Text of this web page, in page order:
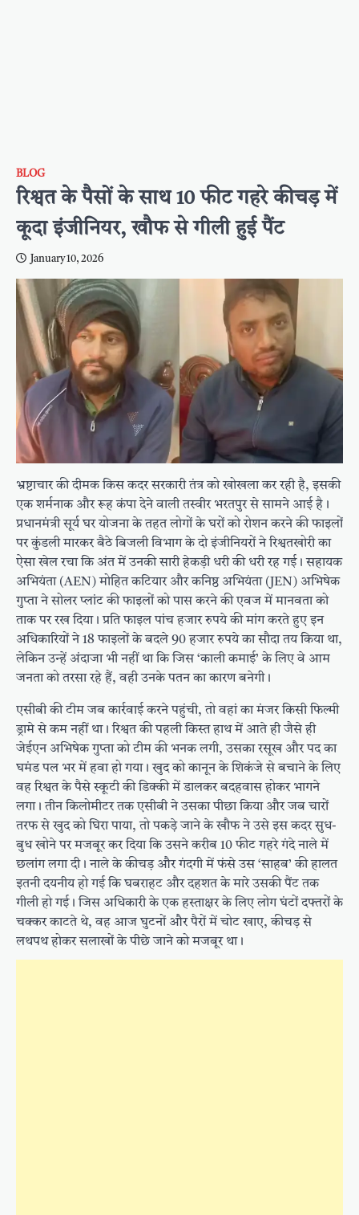
BLOG
रिश्वत के पैसों के साथ 10 फीट गहरे कीचड़ में
कूदा इंजीनियर, खौफ से गीली हुई पैंट
January 10, 2026
भ्रष्टाचार की दीमक किस कदर सरकारी तंत्र को खोखला कर रही है, इसकी
एक शर्मनाक और रूह कंपा देने वाली तस्वीर भरतपुर से सामने आई है।
प्रधानमंत्री सूर्य घर योजना के तहत लोगों के घरों को रोशन करने की फाइलों
पर कुंडली मारकर बैठे बिजली विभाग के दो इंजीनियरों ने रिश्वतखोरी का
ऐसा खेल रचा कि अंत में उनकी सारी हेकड़ी धरी की धरी रह गई। सहायक
अभियंता (AEN) मोहित कटियार और कनिष्ठ अभियंता (JEN) अभिषेक
गुप्ता ने सोलर प्लांट की फाइलों को पास करने की एवज में मानवता को
ताक पर रख दिया। प्रति फाइल पांच हजार रुपये की मांग करते हुए इन
अधिकारियों ने 18 फाइलों के बदले 90 हजार रुपये का सौदा तय किया था,
लेकिन उन्हें अंदाजा भी नहीं था कि जिस ‘काली कमाई’ के लिए वे आम
जनता को तरसा रहे हैं, वही उनके पतन का कारण बनेगी।
एसीबी की टीम जब कार्रवाई करने पहुंची, तो वहां का मंजर किसी फिल्मी
ड्रामे से कम नहीं था। रिश्वत की पहली किस्त हाथ में आते ही जैसे ही
जेईएन अभिषेक गुप्ता को टीम की भनक लगी, उसका रसूख और पद का
घमंड पल भर में हवा हो गया। खुद को कानून के शिकंजे से बचाने के लिए
वह रिश्वत के पैसे स्कूटी की डिक्की में डालकर बदहवास होकर भागने
लगा। तीन किलोमीटर तक एसीबी ने उसका पीछा किया और जब चारों
तरफ से खुद को घिरा पाया, तो पकड़े जाने के खौफ ने उसे इस कदर सुध-
बुध खोने पर मजबूर कर दिया कि उसने करीब 10 फीट गहरे गंदे नाले में
छलांग लगा दी। नाले के कीचड़ और गंदगी में फंसे उस ‘साहब’ की हालत
इतनी दयनीय हो गई कि घबराहट और दहशत के मारे उसकी पैंट तक
गीली हो गई। जिस अधिकारी के एक हस्ताक्षर के लिए लोग घंटों दफ्तरों के
चक्कर काटते थे, वह आज घुटनों और पैरों में चोट खाए, कीचड़ से
लथपथ होकर सलाखों के पीछे जाने को मजबूर था।